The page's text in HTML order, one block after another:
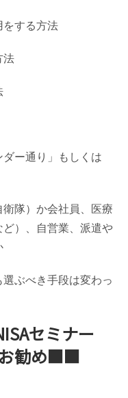
をする方法
法
ー通り」もしくは
隊）か会社員、医療
）、自営業、派遣や
ぶべき手段は変わっ
セミナー
お勧め■■